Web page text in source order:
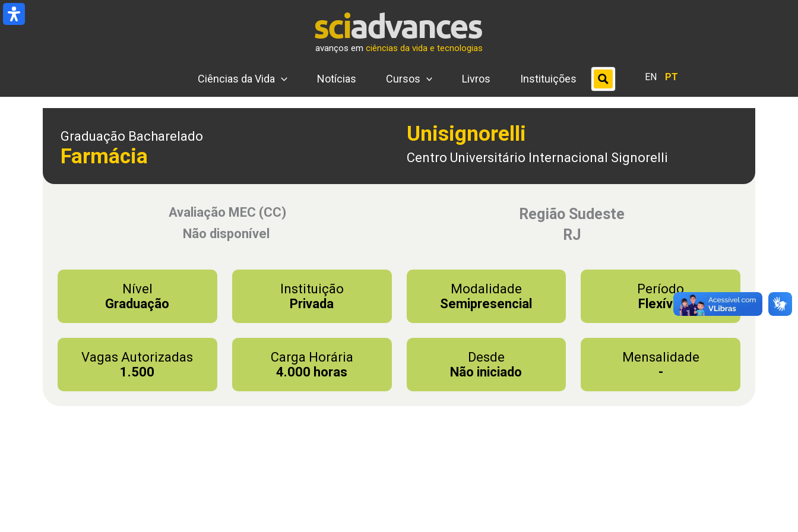
Ir
para
avanços em ciências da vida e tecnologias
Ciências da Vida Notícias Cursos Livros Instituições EN PT
Graduação Bacharelado
Farmácia
Unisignorelli
Centro Universitário Internacional Signorelli
Avaliação MEC (CC)
Não disponível
Região Sudeste
RJ
Nível
Graduação
Instituição
Privada
Modalidade
Semipresencial
Período
Flexível
Vagas Autorizadas
1.500
Carga Horária
4.000 horas
Desde
Não iniciado
Mensalidade
-